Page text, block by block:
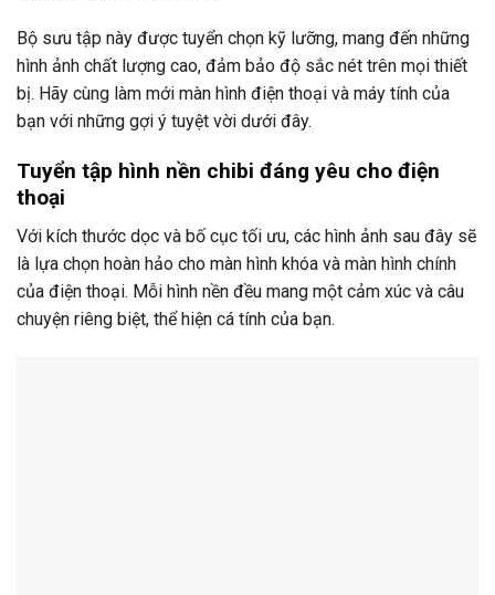
Bộ sưu tập này được tuyển chọn kỹ lưỡng, mang đến những
hình ảnh chất lượng cao, đảm bảo độ sắc nét trên mọi thiết
bị. Hãy cùng làm mới màn hình điện thoại và máy tính của
bạn với những gợi ý tuyệt vời dưới đây.
Tuyển tập hình nền chibi đáng yêu cho điện
thoại
Với kích thước dọc và bố cục tối ưu, các hình ảnh sau đây sẽ
là lựa chọn hoàn hảo cho màn hình khóa và màn hình chính
của điện thoại. Mỗi hình nền đều mang một cảm xúc và câu
chuyện riêng biệt, thể hiện cá tính của bạn.